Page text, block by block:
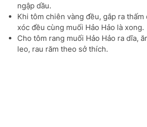
ngập dầu.
Khi tôm chiên vàng đều, gắp ra
xóc đều cùng muối Hảo Hảo là xong.
Cho tôm rang muối Hảo Hảo ra dĩa,
leo, rau răm theo sở thích.